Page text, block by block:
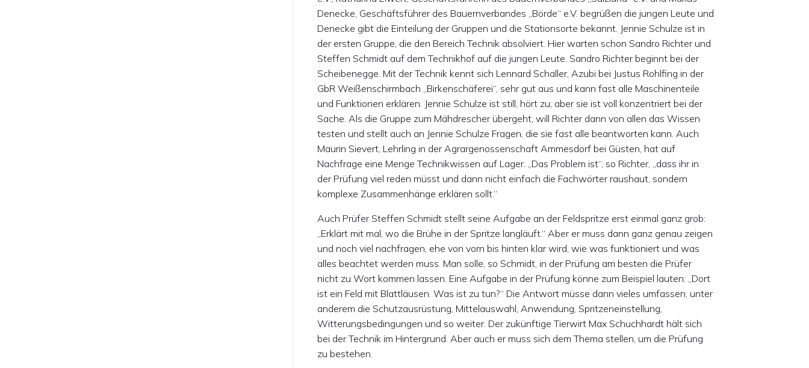
Denecke, Geschäftsführer des Bauernverbandes „Börde“ e.V. begrüßen die jungen Leute und
Denecke gibt die Einteilung der Gruppen und die Stationsorte bekannt. Jennie Schulze ist in
der ersten Gruppe, die den Bereich Technik absolviert. Hier warten schon Sandro Richter und
Steffen Schmidt auf dem Technikhof auf die jungen Leute. Sandro Richter beginnt bei der
Scheibenegge. Mit der Technik kennt sich Lennard Schaller, Azubi bei Justus Rohlfing in der
GbR Weißenschirmbach „Birkenschäferei“, sehr gut aus und kann fast alle Maschinenteile
und Funktionen erklären. Jennie Schulze ist still, hört zu; aber sie ist voll konzentriert bei der
Sache. Als die Gruppe zum Mähdrescher übergeht, will Richter dann von allen das Wissen
testen und stellt auch an Jennie Schulze Fragen, die sie fast alle beantworten kann. Auch
Maurin Sievert, Lehrling in der Agrargenossenschaft Ammesdorf bei Güsten, hat auf
Nachfrage eine Menge Technikwissen auf Lager. „Das Problem ist“, so Richter, „dass ihr in
der Prüfung viel reden müsst und dann nicht einfach die Fachwörter raushaut, sondern
komplexe Zusammenhänge erklären sollt.“
Auch Prüfer Steffen Schmidt stellt seine Aufgabe an der Feldspritze erst einmal ganz grob:
„Erklärt mit mal, wo die Brühe in der Spritze langläuft.“ Aber er muss dann ganz genau zeigen
und noch viel nachfragen, ehe von vorn bis hinten klar wird, wie was funktioniert und was
alles beachtet werden muss. Man solle, so Schmidt, in der Prüfung am besten die Prüfer
nicht zu Wort kommen lassen. Eine Aufgabe in der Prüfung könne zum Beispiel lauten: „Dort
ist ein Feld mit Blattläusen. Was ist zu tun?“ Die Antwort müsse dann vieles umfassen, unter
anderem die Schutzausrüstung, Mittelauswahl, Anwendung, Spritzeneinstellung,
Witterungsbedingungen und so weiter. Der zukünftige Tierwirt Max Schuchhardt hält sich
bei der Technik im Hintergrund. Aber auch er muss sich dem Thema stellen, um die Prüfung
zu bestehen.